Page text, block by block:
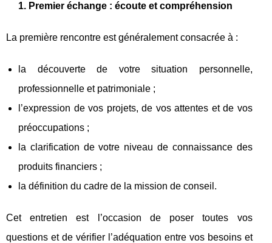
1. Premier échange : écoute et compréhension
La première rencontre est généralement consacrée à :
la découverte de votre situation personnelle,
professionnelle et patrimoniale ;
l’expression de vos projets, de vos attentes et de vos
préoccupations ;
la clarification de votre niveau de connaissance des
produits financiers ;
la définition du cadre de la mission de conseil.
Cet entretien est l’occasion de poser toutes vos
questions et de vérifier l’adéquation entre vos besoins et